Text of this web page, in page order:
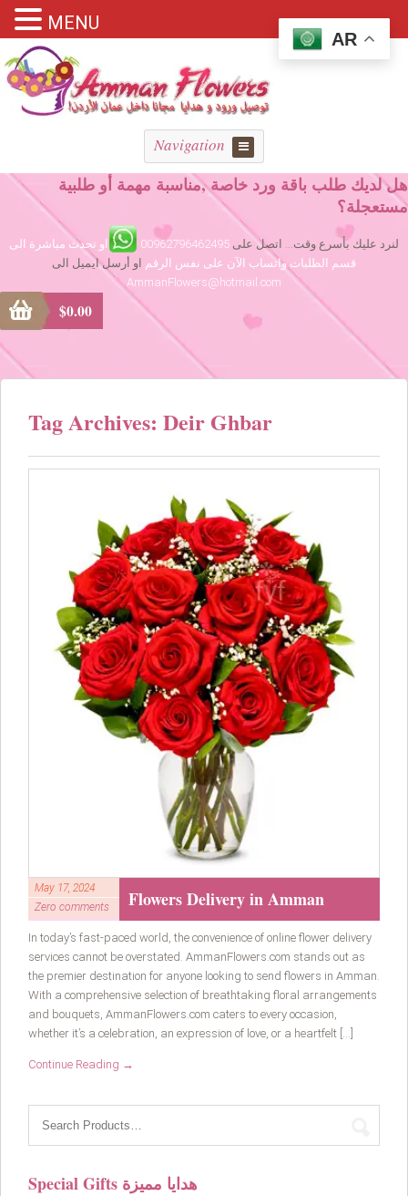
Navigation
هل لديك طلب باقة ورد خاصة ,مناسبة مهمة أو طلبية
مستعجلة؟
لنرد عليك بأسرع وقت... اتصل على 00962796462495
او تحدث مباشرة الى
قسم الطلبات واتساب الآن على نفس الرقم او أرسل ايميل الى
AmmanFlowers@hotmail.com
$0.00
Tag Archives: Deir Ghbar
May 17, 2024
Zero comments
Flowers Delivery in Amman
In today’s fast-paced world, the convenience of online flower delivery
services cannot be overstated. AmmanFlowers.com stands out as
the premier destination for anyone looking to send flowers in Amman.
With a comprehensive selection of breathtaking floral arrangements
and bouquets, AmmanFlowers.com caters to every occasion,
whether it’s a celebration, an expression of love, or a heartfelt […]
Continue Reading →
Special Gifts هدايا مميزة
AR
MENU